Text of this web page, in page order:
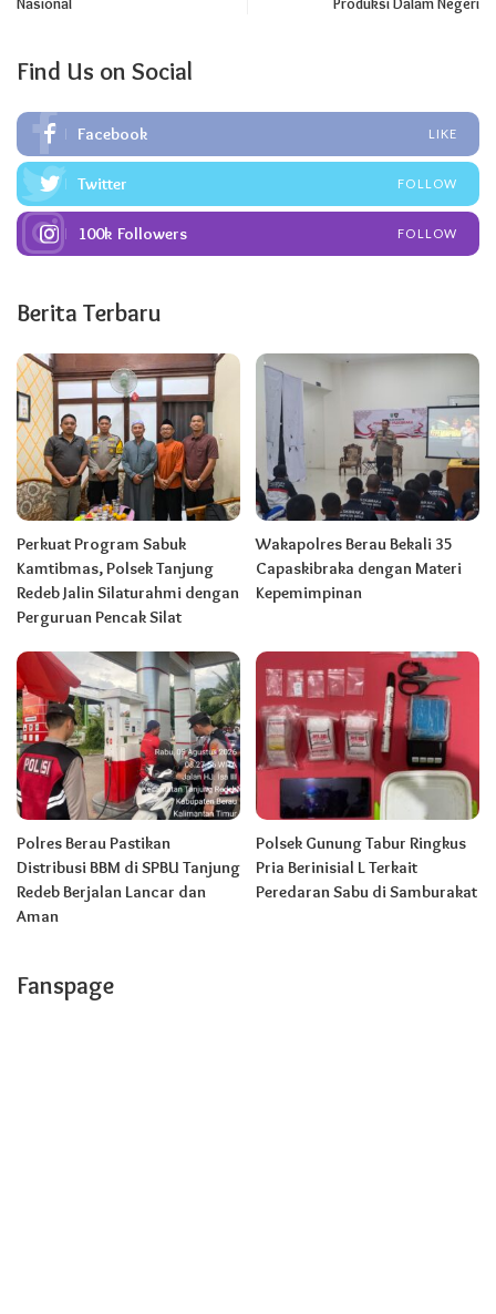
Find Us on Social
Facebook LIKE
Twitter FOLLOW
100k Followers FOLLOW
Berita Terbaru
Perkuat Program Sabuk
Kamtibmas, Polsek Tanjung
Redeb Jalin Silaturahmi dengan
Perguruan Pencak Silat
Wakapolres Berau Bekali 35
Capaskibraka dengan Materi
Kepemimpinan
Polres Berau Pastikan
Distribusi BBM di SPBU Tanjung
Redeb Berjalan Lancar dan
Aman
Polsek Gunung Tabur Ringkus
Pria Berinisial L Terkait
Peredaran Sabu di Samburakat
Fanspage